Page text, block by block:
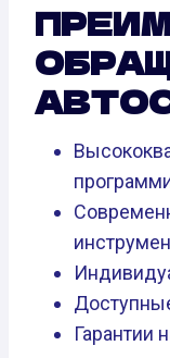
Гарантии